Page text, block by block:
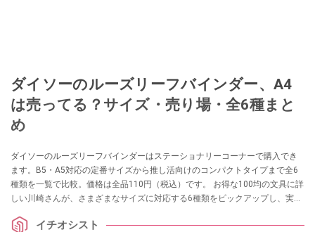
ダイソーのルーズリーフバインダー、A4
は売ってる？サイズ・売り場・全6種まと
め
ダイソーのルーズリーフバインダーはステーショナリーコーナーで購入でき
ます。B5・A5対応の定番サイズから推し活向けのコンパクトタイプまで全6
種類を一覧で比較。価格は全品110円（税込）です。 お得な100均の文具に詳
しい川崎さんが、さまざまなサイズに対応する6種類をピックアップし、実際
イチオシスト